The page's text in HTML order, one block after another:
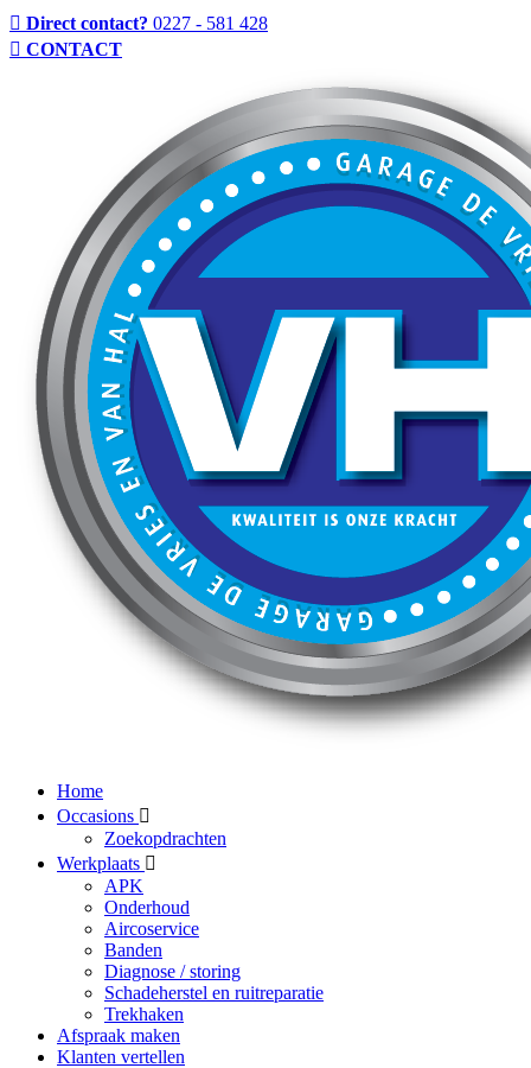
Direct contact? 0227 - 581 428
CONTACT
Home
Occasions
Zoekopdrachten
Werkplaats
APK
Onderhoud
Aircoservice
Banden
Diagnose / storing
Schadeherstel en ruitreparatie
Trekhaken
Afspraak maken
Klanten vertellen